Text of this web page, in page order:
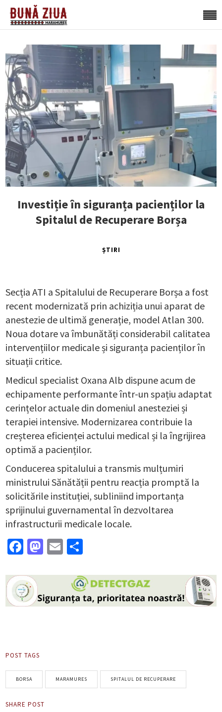
Investiție în siguranța pacienților la
Spitalul de Recuperare Borșa
ȘTIRI
Secția ATI a Spitalului de Recuperare Borșa a fost
recent modernizată prin achiziția unui aparat de
anestezie de ultimă generație, model Atlan 300.
Noua dotare va îmbunătăți considerabil calitatea
intervențiilor medicale și siguranța pacienților în
situații critice.
Medicul specialist Oxana Alb dispune acum de
echipamente performante într-un spațiu adaptat
cerințelor actuale din domeniul anesteziei și
terapiei intensive. Modernizarea contribuie la
creșterea eficienței actului medical și la îngrijirea
optimă a pacienților.
Conducerea spitalului a transmis mulțumiri
ministrului Sănătății pentru reacția promptă la
solicitările instituției, subliniind importanța
sprijinului guvernamental în dezvoltarea
infrastructurii medicale locale.
Facebook
Mastodon
Email
POST TAGS
BORSA MARAMURES SPITALUL DE RECUPERARE
SHARE POST